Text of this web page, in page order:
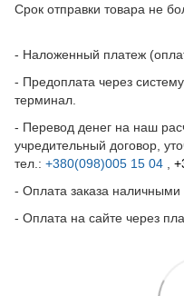
Срок отправки товара не
- Наложенный платеж
- Предоплата через
терминал.
- Перевод денег на наш
учредительный договор,
тел.: +380(098)005 15 04
- Оплата заказа
- Оплата на сайте через